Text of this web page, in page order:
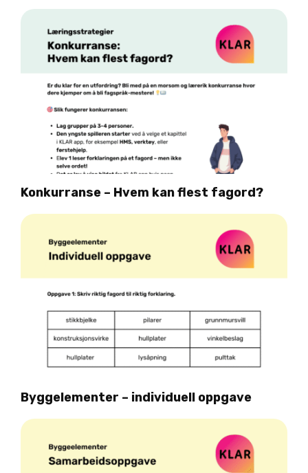
Konkurranse – Hvem kan flest fagord?
Byggelementer – individuell oppgave